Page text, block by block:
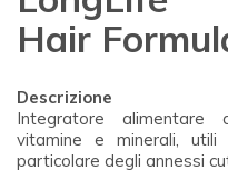
Hair
Descrizione
Integratore alimentare
vitamine e minerali,
particolare degli annessi